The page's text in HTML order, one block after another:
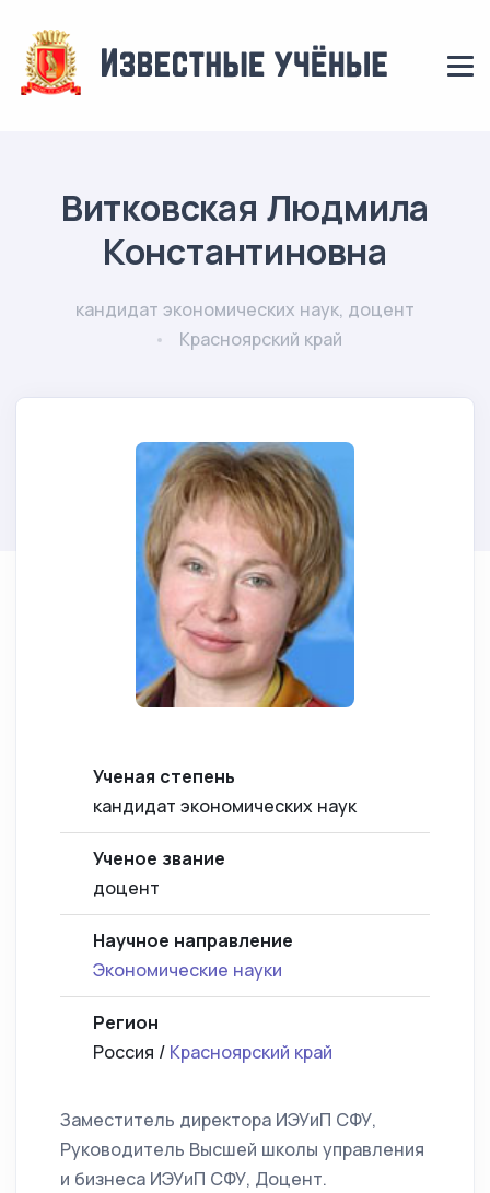
Витковская Людмила
Константиновна
кандидат экономических наук, доцент
Красноярский край
Ученая степень
кандидат экономических наук
Ученое звание
доцент
Научное направление
Экономические науки
Регион
Россия / Красноярский край
Заместитель директора ИЭУиП СФУ,
Руководитель Высшей школы управления
и бизнеса ИЭУиП СФУ, Доцент.